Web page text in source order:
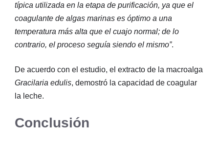
típica utilizada en la etapa de purificación, ya que el
coagulante de algas marinas es óptimo a una
temperatura más alta que el cuajo normal; de lo
contrario, el proceso seguía siendo el mismo”.
De acuerdo con el estudio, el extracto de la macroalga
Gracilaria edulis, demostró la capacidad de coagular
la leche.
Conclusión